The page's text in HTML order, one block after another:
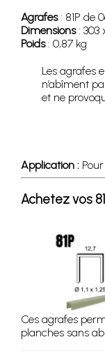
Agrafes: 81P de
Dimensions: 303
Poids: 0,87 kg
Les agrafes
n’abîment
et ne
Application :
Achetez vos
Ces agrafes
planches sans